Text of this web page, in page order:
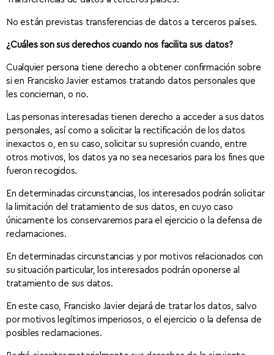
No están previstas transferencias de datos a terceros países.
¿Cuáles son sus derechos cuando nos facilita sus datos?
Cualquier persona tiene derecho a obtener confirmación sobre
si en Francisko Javier estamos tratando datos personales que
les conciernan, o no.
Las personas interesadas tienen derecho a acceder a sus datos
personales, así como a solicitar la rectificación de los datos
inexactos o, en su caso, solicitar su supresión cuando, entre
otros motivos, los datos ya no sea necesarios para los fines que
fueron recogidos.
En determinadas circunstancias, los interesados podrán solicitar
la limitación del tratamiento de sus datos, en cuyo caso
únicamente los conservaremos para el ejercicio o la defensa de
reclamaciones.
En determinadas circunstancias y por motivos relacionados con
su situación particular, los interesados podrán oponerse al
tratamiento de sus datos.
En este caso, Francisko Javier dejará de tratar los datos, salvo
por motivos legítimos imperiosos, o el ejercicio o la defensa de
posibles reclamaciones.